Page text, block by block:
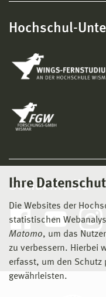
Ihre
Die Websites der
statistischen
Matomo, um das
zu verbessern. Hierbei
erfasst, um den Schutz
gewährleisten.
Hochschul-
Social Media